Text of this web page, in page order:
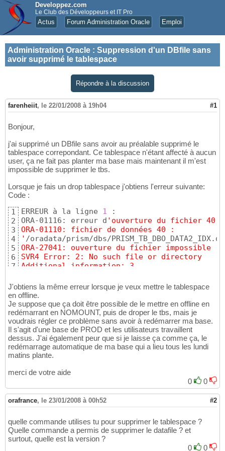
Developpez.com
Le Club des Développeurs et IT Pro
Actus Forum Administration Oracle Emploi
Administration Oracle : Suppression d'un DBfile sans
avoir supprimé le tablespace
Répondre à la discussion
farenheiit, le 22/01/2008 à 19h04 #1
Bonjour,
j'ai supprimé un DBfile sans avoir au préalable supprimé le
tablespace correpondant. Ce tablespace n'étant affecté à aucun
user, ça ne fait pas planter ma base mais maintenant il m'est
impossible de supprimer le tbs.
Lorsque je fais un drop tablespace j'obtiens l'erreur suivante:
Code :
1
2
3
4
5
6
7
ERREUR à la ligne 1 :
ORA-01116: erreur d 'ouverture du fichier 40
ORA-01110: fichier de données 40 :
' /oradata/prism/dbs/
ORA-27041: ouverture du fichier impossible
SVR4 Error: 2: No such file or directory
Additional information: 3
J'obtiens la même erreur lorsque je veux mettre le tablespace
en offline.
Je suppose que ça doit être possible de le mettre en offline en
redémarrant en NOMOUNT, puis de droper le tbs, mais je
voudrais régler ce problème sans avoir à redémarrer ma base.
Il s'agit d'une base de PROD et les utilisateurs travaillent
dessus. J'ai également peur que si je laisse ça comme ça, le
redémarrage automatique de ma base qui a lieu tous les lundi
matins plante.
merci de votre aide
0
0
orafrance, le 23/01/2008 à 00h52 #2
quelle commande utilises tu pour supprimer le tablespace ?
Quelle commande a permis de supprimer le datafile ? et
surtout, quelle est la version ?
0
0